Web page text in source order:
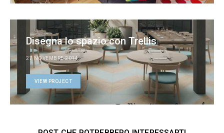
Disegna lo spazio con Trellis
27 NOVEMBRE 2014
VIEW PROJECT